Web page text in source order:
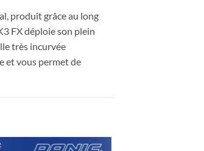
produit grâce au long
FX déploie son plein
très incurvée
et vous permet de